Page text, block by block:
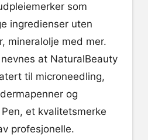
som
ingredienser uten
mineralolje med mer.
at NaturalBeauty
til microneedling,
og
et kvalitetsmerke
profesjonelle.